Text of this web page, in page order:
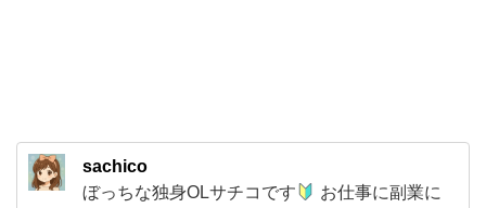
て
み
sachico
ぼっちな独身OLサチコです
お仕事に副業に